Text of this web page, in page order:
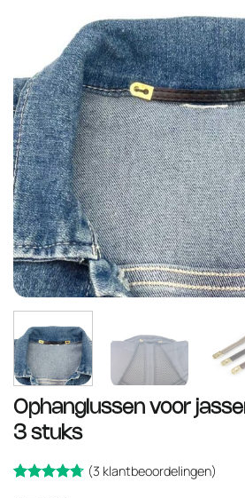
Ophanglussen voor
3 stuks
(3 klantbeoordelingen)